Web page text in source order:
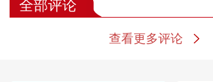
全部评论
查看更多评论